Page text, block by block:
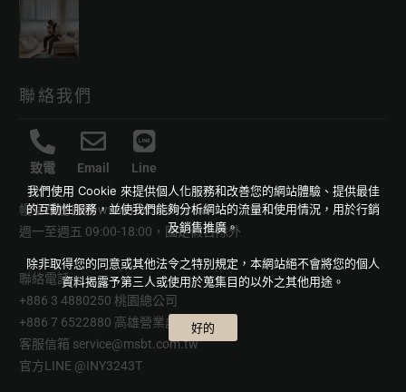
聯絡我們
致電 Email Line
幔室布緹官網www.msbt.com.tw
週一至週五 09:00-18:00，國定假日除外
聯絡電話
+886 3 4880250 桃園總公司
+886 7 6522880 高雄營業處
客服信箱 service@msbt.com.tw
官方LINE @INY3243T
我們使用 Cookie 來提供個人化服務和改善您的網站體驗、提供最佳
的互動性服務，並使我們能夠分析網站的流量和使用情況，用於行銷
及銷售推廣。
除非取得您的同意或其他法令之特別規定，本網站絕不會將您的個人
資料揭露予第三人或使用於蒐集目的以外之其他用途。
好的